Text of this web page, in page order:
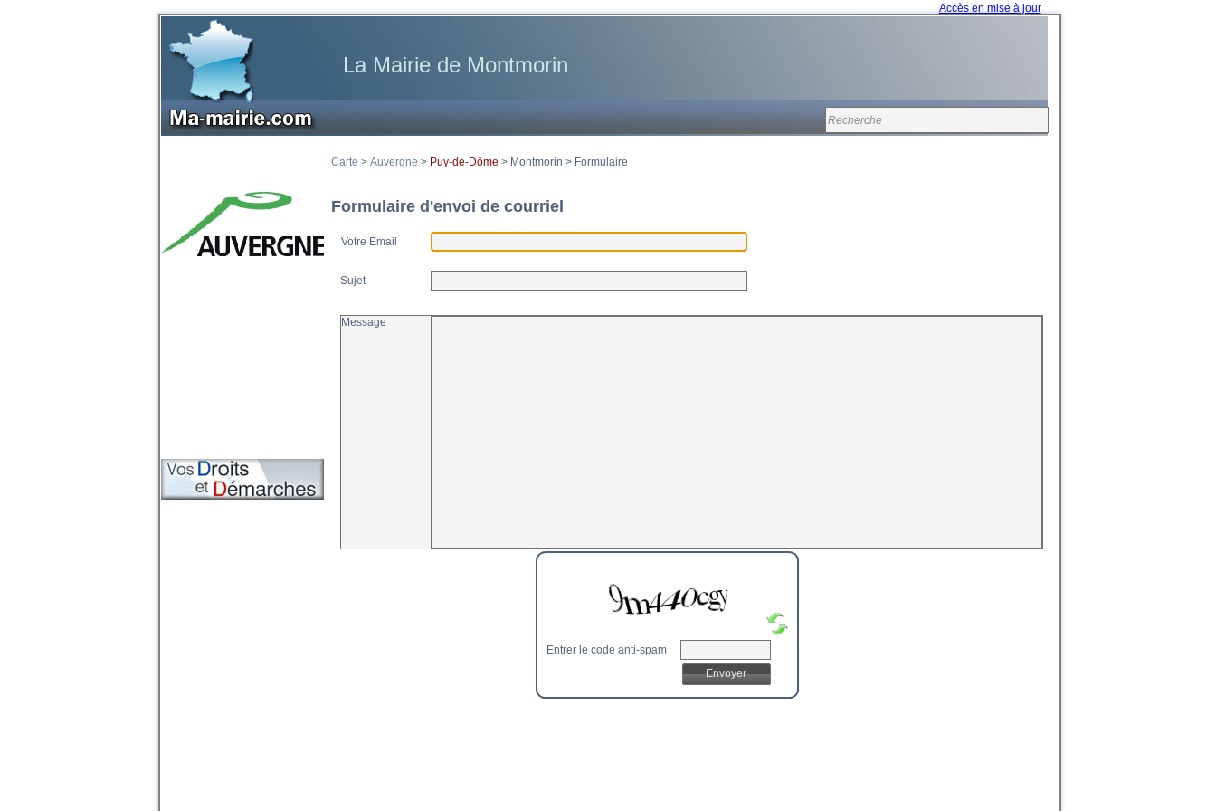
La Mairie de Montmorin
Carte > Auvergne > Puy-de-Dôme > Montmorin > Formulaire
Formulaire d'envoi de courriel
Votre Email
Sujet
Entrer le code anti-spam
Envoyer
Message
Accès en mise à jour